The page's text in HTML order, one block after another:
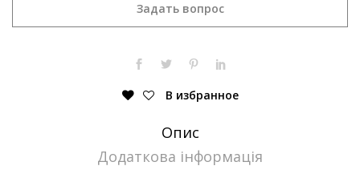
Задать вопрос
В избранное
Опис
Додаткова інформація